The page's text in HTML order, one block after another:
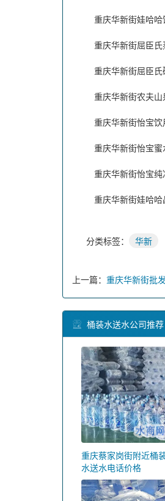
重庆华新街娃哈
重庆华新街屈臣
重庆华新街屈臣
重庆华新街农夫
重庆华新街怡宝
重庆华新街怡宝
重庆华新街怡宝
重庆华新街娃哈
分类标签： 华新
上一篇： 重庆华新街批
桶装水送水公司推荐
重庆蔡家岗街附近桶
水送水电话价格